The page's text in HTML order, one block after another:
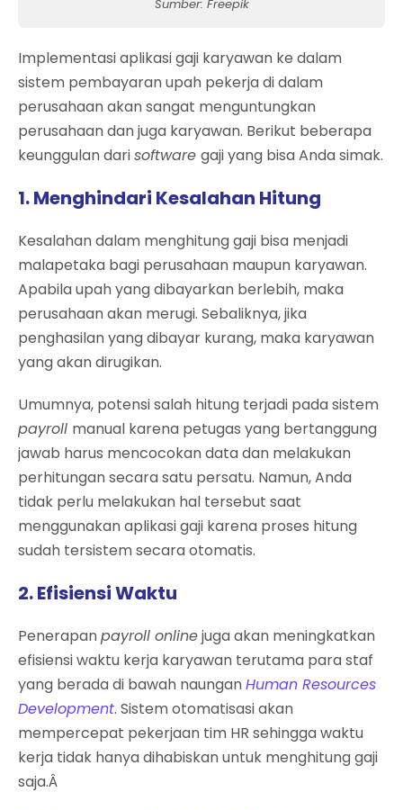
Sumber: Freepik
Implementasi aplikasi gaji karyawan ke dalam
sistem pembayaran upah pekerja di dalam
perusahaan akan sangat menguntungkan
perusahaan dan juga karyawan. Berikut beberapa
keunggulan darisoftware gaji yang bisa Anda simak.
1. Menghindari Kesalahan Hitung
Kesalahan dalam menghitung gaji bisa menjadi
malapetaka bagi perusahaan maupun karyawan.
Apabila upah yang dibayarkan berlebih, maka
perusahaan akan merugi. Sebaliknya, jika
penghasilan yang dibayar kurang, maka karyawan
yang akan dirugikan.
Umumnya, potensi salah hitung terjadi pada sistem
payroll manual karena petugas yang bertanggung
jawab harus mencocokan data dan melakukan
perhitungan secara satu persatu. Namun, Anda
tidak perlu melakukan hal tersebut saat
menggunakan aplikasi gaji karena proses hitung
sudah tersistem secara otomatis.
2. Efisiensi Waktu
Penerapanpayroll onlinejuga akan meningkatkan
efisiensi waktu kerja karyawan terutama para staf
yang berada di bawah naunganHuman Resources
Development. Sistem otomatisasi akan
mempercepat pekerjaan tim HR sehingga waktu
kerja tidak hanya dihabiskan untuk menghitung gaji
saja.Â